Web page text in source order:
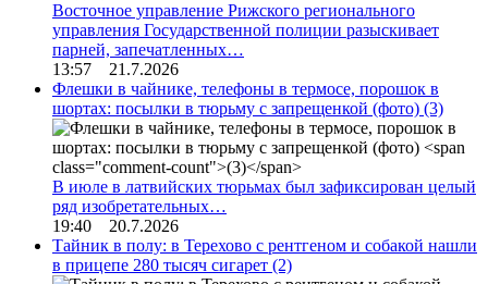
Восточное управление Рижского регионального
управления Государственной полиции разыскивает
парней, запечатленных…
13:57 21.7.2026
Флешки в чайнике, телефоны в термосе, порошок в
шортах: посылки в тюрьму с запрещенкой (фото) (3)
В июле в латвийских тюрьмах был зафиксирован целый
ряд изобретательных…
19:40 20.7.2026
Тайник в полу: в Терехово с рентгеном и собакой нашли
в прицепе 280 тысяч сигарет (2)